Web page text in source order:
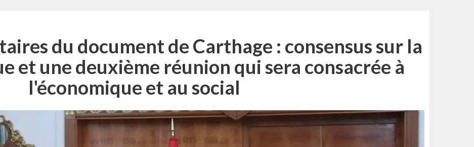
du document de Carthage : consensus sur la
et une deuxième réunion qui sera consacrée à
l'économique et au social